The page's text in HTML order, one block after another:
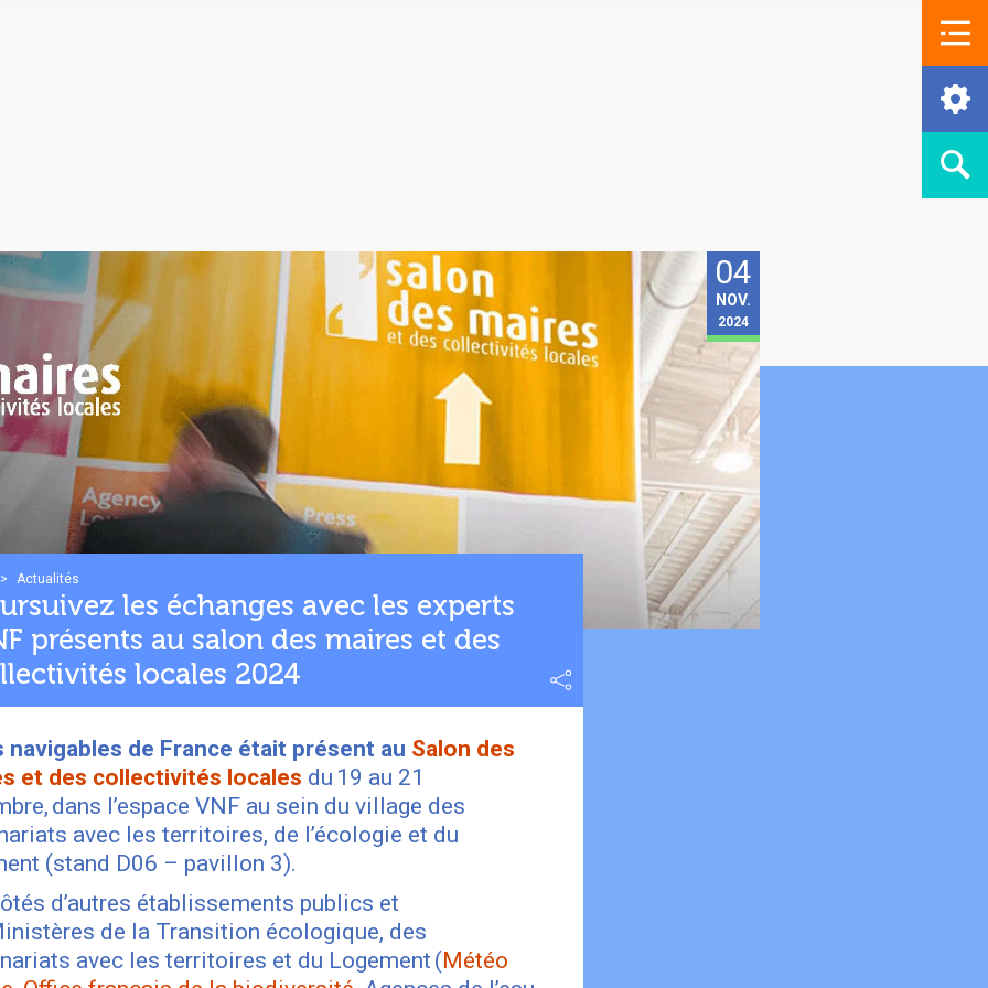
04
NOV.
2024
Actualités
les échanges avec les experts
présents au salon des maires et des
locales 2024
navigables de France était présent au Salon des
et des collectivités locales du 19 au 21
dans l’espace VNF au sein du village des
avec les territoires, de l’écologie et du
(stand D06 – pavillon 3).
d’autres établissements publics et
de la Transition écologique, des
avec les territoires et du Logement (Météo